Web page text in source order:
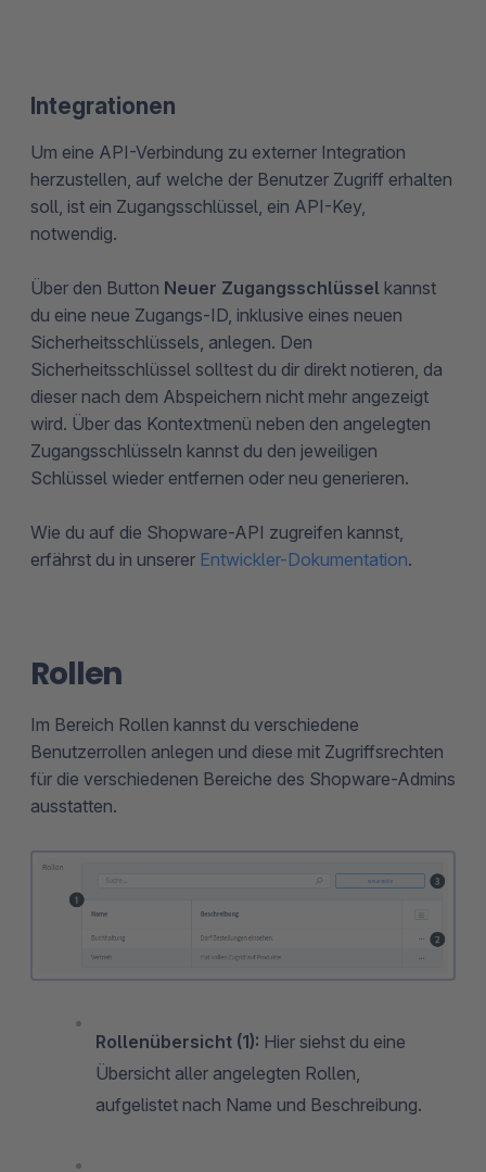
Integrationen
Um eine API-Verbindung zu externer Integration
herzustellen, auf welche der Benutzer Zugriff erhalten
soll, ist ein Zugangsschlüssel, ein API-Key,
notwendig.
Über den Button Neuer Zugangsschlüssel kannst
du eine neue Zugangs-ID, inklusive eines neuen
Sicherheitsschlüssels, anlegen. Den
Sicherheitsschlüssel solltest du dir direkt notieren, da
dieser nach dem Abspeichern nicht mehr angezeigt
wird. Über das Kontextmenü neben den angelegten
Zugangsschlüsseln kannst du den jeweiligen
Schlüssel wieder entfernen oder neu generieren.
Wie du auf die Shopware-API zugreifen kannst,
erfährst du in unserer Entwickler-Dokumentation.
Rollen
Im Bereich Rollen kannst du verschiedene
Benutzerrollen anlegen und diese mit Zugriffsrechten
für die verschiedenen Bereiche des Shopware-Admins
ausstatten.
Rollenübersicht (1): Hier siehst du eine
Übersicht aller angelegten Rollen,
aufgelistet nach Name und Beschreibung.